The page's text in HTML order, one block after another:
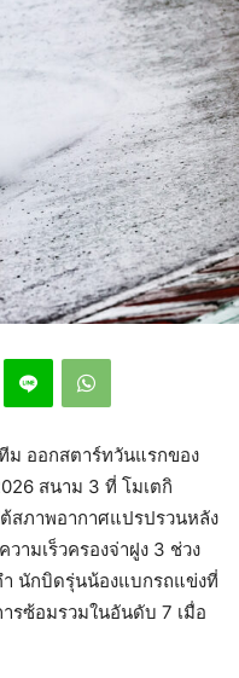
ม ออกสตาร์ทวันแรกของ
สนาม 3 ที่ โมเตกิ
สภาพอากาศแปรปรวนหลัง
ามเร็วครองจ่าฝูง 3 ช่วง
นักบิดรุ่นน้องแบกรถแข่งที่
รซ้อมรวมในอันดับ 7 เมื่อ